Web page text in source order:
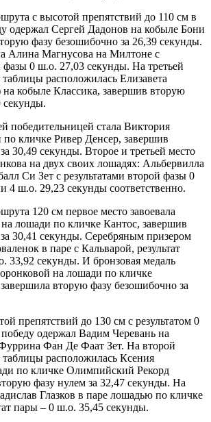
с высотой препятствий до 110 см в
одержал Сергей Дадонов на кобыле Бони
фазу безошибочно за 26,39 секунды.
Алина Магнусова на Милтоне с
фазы 0 ш.о. 27,03 секунды. На третьей
расположилась Елизавета
на кобыле Классика, завершив вторую
секунды.
победительницей стала Виктория
кличке Ривер Денсер, завершив
30,49 секунды. Второе и третьей место
на двух своих лошадях: Альбервилла
Си Зет с результатами второй фазы 0
4 ш.о. 29,23 секунды соответственно.
120 см первое место завоевала
лошади по кличке Кантос, завершив
30,41 секунды. Серебряным призером
в паре с Кальварой, результат
33,92 секунды. И бронзовая медаль
на лошади по кличке
вторую фазу безошибочно за
препятствий до 130 см с результатом 0
одержал Вадим Черевань на
Фан Де Фаат Зет. На второй
таблицы расположилась Ксения
по кличке Олимпийский Рекорд
фазу нулем за 32,47 секунды. На
Глазков в паре лошадью по кличке
пары – 0 ш.о. 35,45 секунды.